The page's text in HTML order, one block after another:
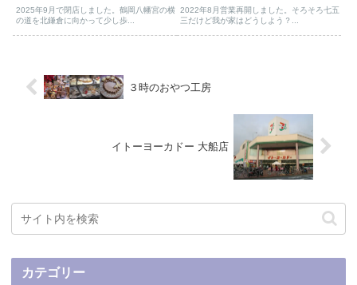
2025年9月で閉店しました。鶴岡八幡宮の横
の道を北鎌倉に向かって少し歩...
2022年8月営業再開しました。そろそろ七五
三だけど我が家はどうしよう？...
３時のおやつ工房
イトーヨーカドー 大船店
カテゴリー